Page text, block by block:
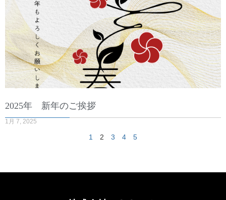
2025年 新年のご挨拶
1月 7, 2025
1 2 3 4 5